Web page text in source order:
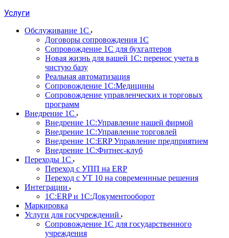
Услуги
Обслуживание 1С
Договоры сопровождения 1С
Сопровождение 1С для бухгалтеров
Новая жизнь для вашей 1С: перенос учета в
чистую базу
Реальная автоматизация
Сопровождение 1С:Медицины
Сопровождение управленческих и торговых
программ
Внедрение 1С
Внедрение 1С:Управление нашей фирмой
Внедрение 1С:Управление торговлей
Внедрение 1С:ERP Управление предприятием
Внедрение 1С:Фитнес-клуб
Переходы 1С
Переход с УПП на ERP
Переход с УТ 10 на современнные решения
Интеграции
1С:ERP и 1С:Документооборот
Маркировка
Услуги для госучреждений
Сопровождение 1С для государственного
учреждения